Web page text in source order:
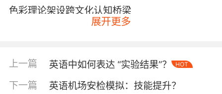
色彩理论架设跨文化认知桥梁
"Color theory（色彩理论）"体系
Clements（2018）指出，英语色彩术语的物理
达形成互补。VIPKID开发的"Color Lab"互动课
展开更多
上一篇 英语中如何表达 “实验结果”？ HOT
下一篇 英语机场安检模拟：技能提升？